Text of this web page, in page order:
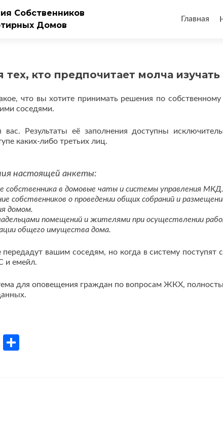
Собственников
Домов
кГлавная
тех, кто предпочитает молча
что вы хотите принимать решения по
соседями.
вас. Результаты её заполнения доступны
каких-либо третьих лиц.
настоящей анкеты:
собственника в домовые чаты и системы управления МКД.
собственников о проведении общих собраний и
домом.
помещений и жителями при осуществлении
общего имущества дома.
вашим соседям, но когда в систему поступят
и емейл.
для оповещения граждан по вопросам ЖКХ,
Email